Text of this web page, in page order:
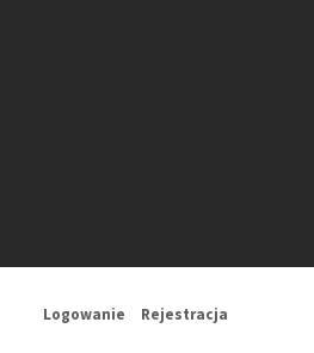
Logowanie Rejestracja